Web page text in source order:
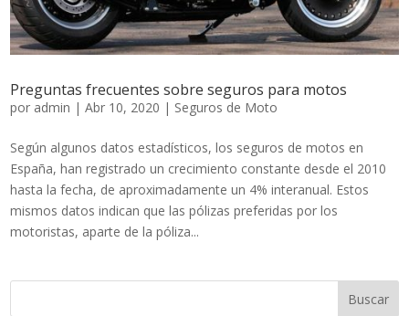
Preguntas frecuentes sobre seguros para motos
por admin |Abr 10, 2020 | Seguros de Moto
Según algunos datos estadísticos, los seguros de motos en
España, han registrado un crecimiento constante desde el 2010
hasta la fecha, de aproximadamente un 4% interanual. Estos
mismos datos indican que las pólizas preferidas por los
motoristas, aparte de la póliza...
Buscar